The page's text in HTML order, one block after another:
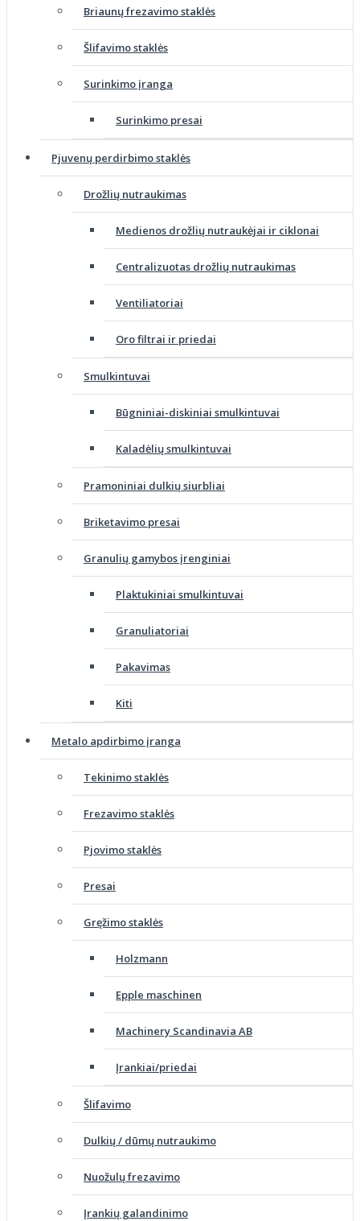
Briaunų frezavimo staklės
Šlifavimo staklės
Surinkimo įranga
Surinkimo presai
Pjuvenų perdirbimo staklės
Drožlių nutraukimas
Medienos drožlių nutraukėjai ir ciklonai
Centralizuotas drožlių nutraukimas
Ventiliatoriai
Oro filtrai ir priedai
Smulkintuvai
Būgniniai-diskiniai smulkintuvai
Kaladėlių smulkintuvai
Pramoniniai dulkių siurbliai
Briketavimo presai
Granulių gamybos įrenginiai
Plaktukiniai smulkintuvai
Granuliatoriai
Pakavimas
Kiti
Metalo apdirbimo įranga
Tekinimo staklės
Frezavimo staklės
Pjovimo staklės
Presai
Gręžimo staklės
Holzmann
Epple maschinen
Machinery Scandinavia AB
Įrankiai/priedai
Šlifavimo
Dulkių / dūmų nutraukimo
Nuožulų frezavimo
Įrankių galandinimo